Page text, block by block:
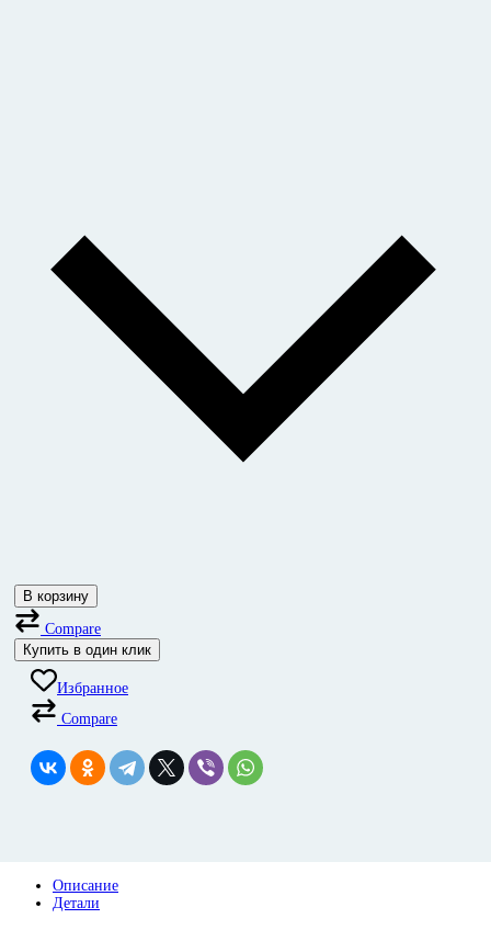
В корзину
Compare
Купить в один клик
Избранное
Compare
Описание
Детали